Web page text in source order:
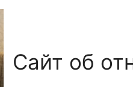
Сайт об